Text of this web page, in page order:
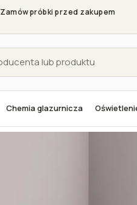
Zamów próbki przed zakupem
Chemia glazurnicza
Listwy przypodłogowe Listwy